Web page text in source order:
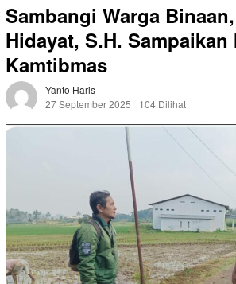
Sambangi Warga
Hidayat, S.H. Sampaikan
Kamtibmas
Yanto Haris
27 September 2025
104 Dilihat